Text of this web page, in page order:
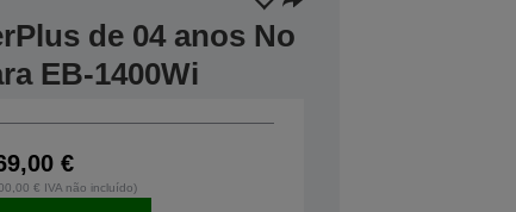
de 04 anos No
EB-1400Wi
€
€ IVA não incluído)